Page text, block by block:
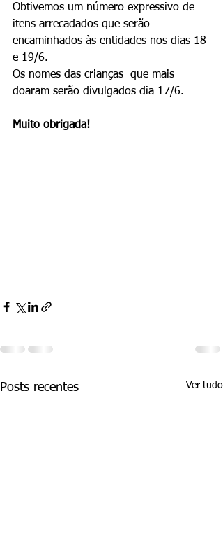
Obtivemos um número expressivo de
itens arrecadados que serão
encaminhados às entidades nos dias 18
e 19/6.
Os nomes das crianças  que mais
doaram serão divulgados dia 17/6.
Muito obrigada!
Posts recentes Ver tudo